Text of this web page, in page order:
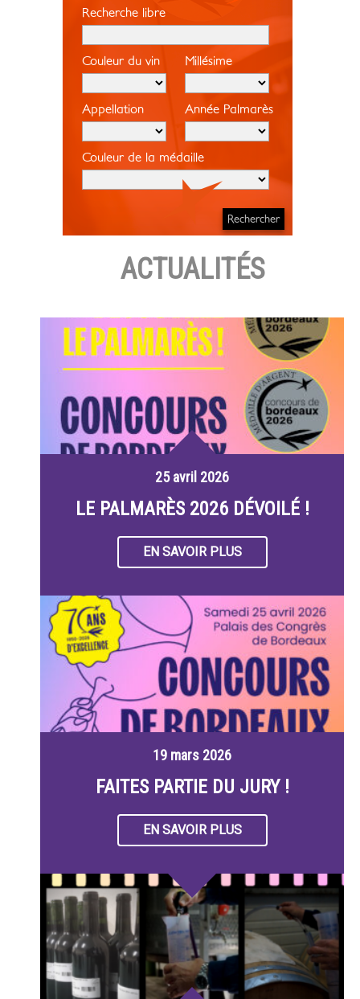
Recherche libre
Couleur du vin Millésime
Appellation Année Palmarès
Couleur de la médaille
ACTUALITÉS
25 avril 2026
LE PALMARÈS 2026 DÉVOILÉ !
EN SAVOIR PLUS
19 mars 2026
FAITES PARTIE DU JURY !
EN SAVOIR PLUS